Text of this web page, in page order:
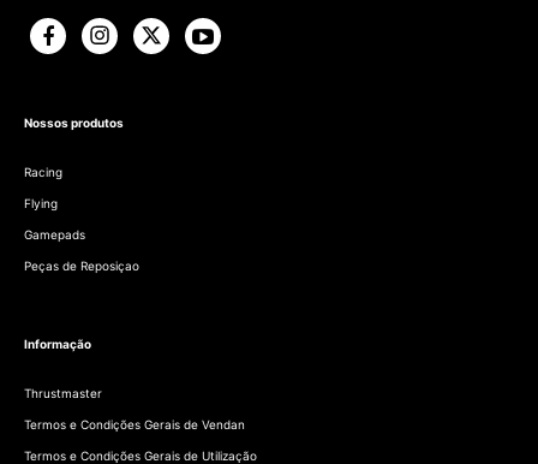
Nossos produtos
Racing
Flying
Gamepads
Peças de Reposiçao
Informação
Thrustmaster
Termos e Condições Gerais de Vendan
Termos e Condições Gerais de Utilização